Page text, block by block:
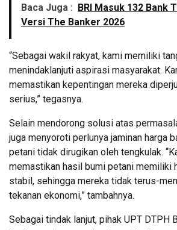
Baca Juga :
BRI Masuk 132 Bank
Versi The Banker 2026
“Sebagai wakil rakyat, kami memiliki
menindaklanjuti aspirasi masyarakat.
memastikan kepentingan mereka
serius,” tegasnya.
Selain mendorong solusi atas
juga menyoroti perlunya jaminan harga
petani tidak dirugikan oleh tengkulak.
memastikan hasil bumi petani memiliki
stabil, sehingga mereka tidak terus-
tekanan ekonomi,” tambahnya.
Sebagai tindak lanjut, pihak UPT DTPH